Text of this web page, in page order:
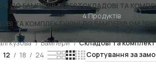
ДО БАМПЕРІВ FEBESTСКЛАДОВІ ТА
4 Продуктів
ТА КОМПЛЕКТУЮЧІ ДО БАМПЕРІВ GM
кузова Бампери
Складові та
12 18 24